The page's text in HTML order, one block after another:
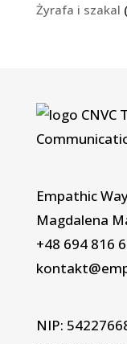
Żyrafa i szakal
Empathic
Magdalena
+48 694 816
NIP: